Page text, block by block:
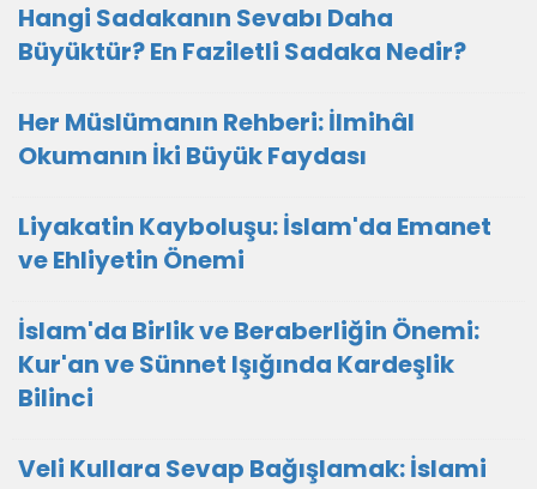
Hangi Sadakanın Sevabı Daha
Büyüktür? En Faziletli Sadaka Nedir?
Her Müslümanın Rehberi: İlmihâl
Okumanın İki Büyük Faydası
Liyakatin Kayboluşu: İslam'da Emanet
ve Ehliyetin Önemi
İslam'da Birlik ve Beraberliğin Önemi:
Kur'an ve Sünnet Işığında Kardeşlik
Bilinci
Veli Kullara Sevap Bağışlamak: İslami